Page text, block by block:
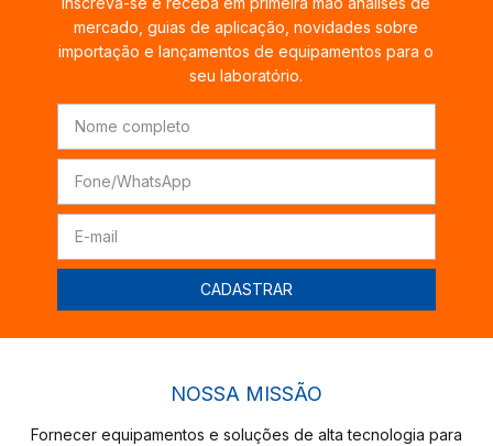
mercado, guias de aplicação, novidades sobre
importação e lançamentos de equipamentos para o
seu laboratório.
NOSSA MISSÃO
Fornecer equipamentos e soluções de alta tecnologia para